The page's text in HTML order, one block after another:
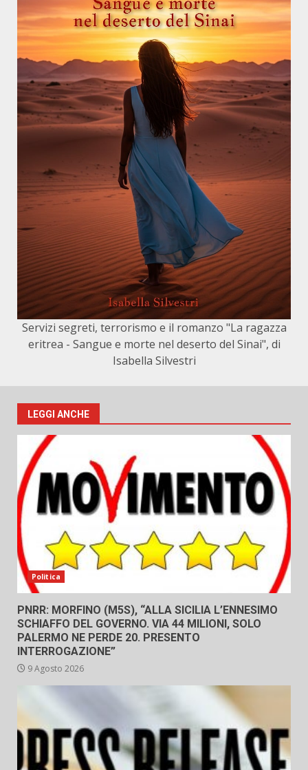
Servizi segreti, terrorismo e il romanzo "La ragazza
eritrea - Sangue e morte nel deserto del Sinai", di
Isabella Silvestri
LEGGI ANCHE
Politica
PNRR: MORFINO (M5S), “ALLA SICILIA L’ENNESIMO
SCHIAFFO DEL GOVERNO. VIA 44 MILIONI, SOLO
PALERMO NE PERDE 20. PRESENTO
INTERROGAZIONE”
9 Agosto 2026